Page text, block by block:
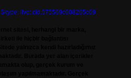
Skype: live:.cid.575569c608265c69